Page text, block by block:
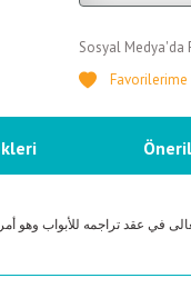
Sosyal Medya'da
في عقد تراجمه للأبواب وهو